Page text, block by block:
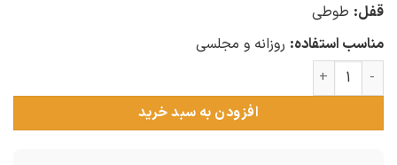
قفل: طوطی
مناسب استفاده: روزانه و مجلسی
زنجیر مردانه نقره کارتیر عدد
افزودن به سبد خرید